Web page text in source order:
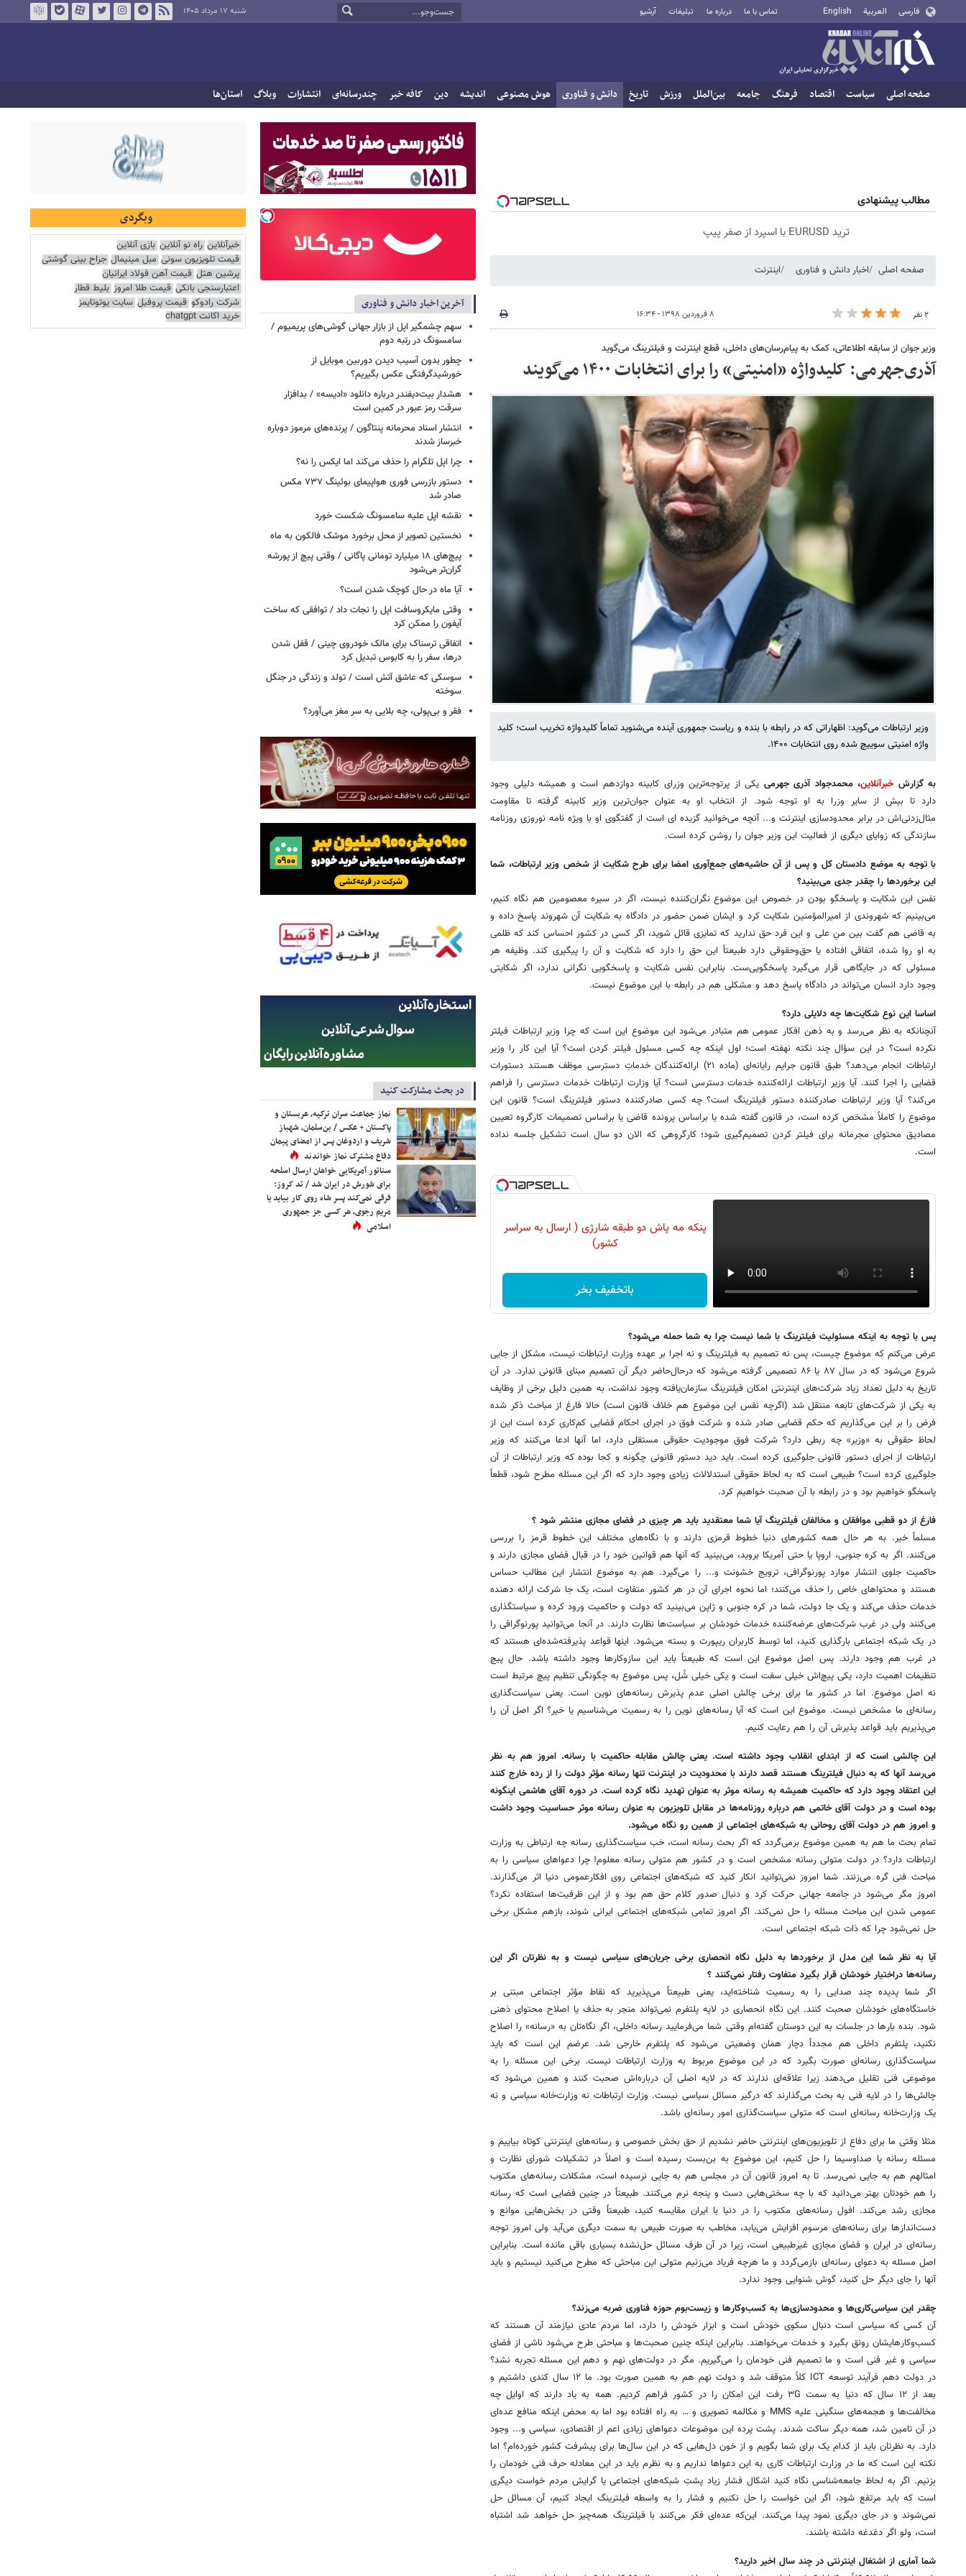
فارسی العربية English تماس با ما درباره ما تبلیغات آرشیو شنبه ۱۷ مرداد ۱۴۰۵
صفحه اصلی سیاست اقتصاد فرهنگ جامعه بین‌الملل ورزش تاریخ دانش و فناوری هوش مصنوعی اندیشه دین کافه خبر چندرسانه‌ای انتشارات وبلاگ استان‌ها
مطالب پیشنهادی
ترید EURUSD با اسپرد از صفر پیپ
صفحه اصلی اخبار دانش و فناوری اینترنت
۲ نفر ۸ فروردین ۱۳۹۸ - ۱۶:۳۴
وزیر جوان از سابقه اطلاعاتی، کمک به پیام‌رسان‌های داخلی، قطع اینترنت و فیلترینگ می‌گوید
آذری‌جهرمی: کلیدواژه «امنیتی» را برای انتخابات ۱۴۰۰ می‌گویند
وزیر ارتباطات می‌گوید: اظهاراتی که در رابطه با بنده و ریاست جمهوری آینده می‌شنوید تماماً کلیدواژه تخریب است؛ کلید
واژه امنیتی سوییچ شده روی انتخابات ۱۴۰۰.
به گزارشخبرآنلاین، محمدجواد آذری جهرمی یکی از پرتوجه‌ترین وزرای کابینه دوازدهم است و همیشه دلیلی وجود
دارد تا بیش از سایر وزرا به او توجه شود. از انتخاب او به عنوان جوان‌ترین وزیر کابینه گرفته تا مقاومت
مثال‌زدنی‌اش در برابر محدودسازی اینترنت و... آنچه می‌خوانید گزیده ای است از گفتگوی او با ویژه نامه نوروزی روزنامه
سازندگی که زوایای دیگری از فعالیت این وزیر جوان را روشن کرده است.
با توجه به موضع دادستان کل و پس از آن حاشیه‌های جمع‌آوری امضا برای طرح شکایت از شخص وزیر ارتباطات، شما
این برخوردها را چقدر جدی می‌بینید؟
نفس این شکایت و پاسخگو بودن در خصوص این موضوع نگران‌کننده نیست، اگر در سیره معصومین هم نگاه کنیم،
می‌بینیم که شهروندی از امیرالمؤمنین شکایت کرد و ایشان ضمن حضور در دادگاه به شکایت آن شهروند پاسخ داده و
به قاضی هم گفت بین منِ علی و این فرد حق ندارید که تمایزی قائل شوید، اگر کسی در کشور احساس کند که ظلمی
به او روا شده، اتفاقی افتاده یا حق‌وحقوقی دارد طبیعتاً این حق را دارد که شکایت و آن را پیگیری کند. وظیفه هر
مسئولی که در جایگاهی قرار می‌گیرد پاسخگویی‌ست. بنابراین نفس شکایت و پاسخگویی نگرانی ندارد، اگر شکایتی
وجود دارد انسان می‌تواند در دادگاه پاسخ دهد و مشکلی هم در رابطه با این موضوع نیست.
اساسا این نوع شکایت‌ها چه دلایلی دارد؟
آنچنانکه به نظر می‌رسد و به ذهن افکار عمومی هم متبادر می‌شود این موضوع این است که چرا وزیر ارتباطات فیلتر
نکرده است؟ در این سؤال چند نکته نهفته است؛ اول اینکه چه کسی مسئول فیلتر کردن است؟ آیا این کار را وزیر
ارتباطات انجام می‌دهد؟ طبق قانون جرایم رایانه‌ای (ماده ۲۱) ارائه‌کنندگان خدماتِ دسترسی موظف هستند دستورات
قضایی را اجرا کنند. آیا وزیر ارتباطات ارائه‌کننده خدمات دسترسی است؟ آیا وزارت ارتباطات خدمات دسترسی را فراهم
می‌کند؟ آیا وزیر ارتباطات صادرکننده دستور فیلترینگ است؟ چه کسی صادرکننده دستور فیلترینگ است؟ قانون این
موضوع را کاملاً مشخص کرده است، در قانون گفته شده یا براساس پرونده قاضی یا براساس تصمیمات کارگروه تعیین
مصادیق محتوای مجرمانه برای فیلتر کردن تصمیم‌گیری شود؛ کارگروهی که الان دو سال است تشکیل جلسه نداده
است.
پنکه مه پاش دو طبقه شارژی ( ارسال به سراسر
کشور)
باتخفیف بخر
پس با توجه به اینکه مسئولیت فیلترینگ با شما نیست چرا به شما حمله می‌شود؟
عرض می‌کنم که موضوع چیست، پس نه تصمیم به فیلترینگ و نه اجرا بر عهده وزارت ارتباطات نیست، مشکل از جایی
شروع می‌شود که در سال ۸۷ یا ۸۶ تصمیمی گرفته می‌شود که درحال‌حاضر دیگر آن تصمیم مبنای قانونی ندارد. در آن
تاریخ به دلیل تعداد زیاد شرکت‌های اینترنتی امکان فیلترینگ سازمان‌یافته وجود نداشت، به همین دلیل برخی از وظایف
به یکی از شرکت‌های تابعه منتقل شد (اگرچه نفس این موضوع هم خلاف قانون است) حالا فارغ از مباحث ذکر شده
فرض را بر این می‌گذاریم که حکم قضایی صادر شده و شرکت فوق در اجرای احکام قضایی کم‌کاری کرده است این از
لحاظ حقوقی به «وزیر» چه ربطی دارد؟ شرکت فوق موجودیت حقوقی مستقلی دارد، اما آنها ادعا می‌کنند که وزیر
ارتباطات از اجرای دستور قانونی جلوگیری کرده است. باید دید دستور قانونی چگونه و کجا بوده که وزیر ارتباطات از آن
جلوگیری کرده است؟ طبیعی است که به لحاظ حقوقی استدلالات زیادی وجود دارد که اگر این مسئله مطرح شود، قطعاً
پاسخگو خواهیم بود و در رابطه با آن صحبت خواهیم کرد.
فارغ از دو قطبی موافقان و مخالفان فیلترینگ آیا شما معتقدید باید هر چیزی در فضای مجازی منتشر شود ؟
مسلماً خیر. به هر حال همه کشورهای دنیا خطوط قرمزی دارند و با نگاه‌های مختلف این خطوط قرمز را بررسی
می‌کنند. اگر به کره جنوبی، اروپا یا حتی آمریکا بروید، می‌بینید که آنها هم قوانین خود را در قبال فضای مجازی دارند و
حاکمیت جلوی انتشار موارد پورنوگرافی، ترویج خشونت و... را می‌گیرد. هم به موضوع انتشار این مطالب حساس
هستند و محتواهای خاص را حذف می‌کنند؛ اما نحوه اجرای آن در هر کشور متفاوت است، یک جا شرکت ارائه دهنده
خدمات حذف می‌کند و یک جا دولت، شما در کره جنوبی و ژاپن می‌بینید که دولت و حاکمیت ورود کرده و سیاستگذاری
می‌کنند ولی در غرب شرکت‌های عرضه‌کننده خدمات خودشان بر سیاست‌ها نظارت دارند. در آنجا می‌توانید پورنوگرافی را
در یک شبکه اجتماعی بارگذاری کنید، اما توسط کاربران ریپورت و بسته می‌شود. اینها قواعد پذیرفته‌شده‌ای هستند که
در غرب هم وجود دارند. پس اصل موضوع این است که طبیعتاً باید این سازوکارها وجود داشته باشد. حال پیچ
تنظیمات اهمیت دارد، یکی پیچ‌اش خیلی سفت است و یکی خیلی شُل، پس موضوع به چگونگی تنظیم پیچ مرتبط است
نه اصل موضوع. اما در کشور ما برای برخی چالش اصلی عدم پذیرش رسانه‌های نوین است. یعنی سیاست‌گذاری
رسانه‌ای ما مشخص نیست. موضوع این است که آیا رسانه‌های نوین را به رسمیت می‌شناسیم یا خیر؟ اگر اصل آن را
می‌پذیریم باید قواعد پذیرش آن را هم رعایت کنیم.
این چالشی است که از ابتدای انقلاب وجود داشته است. یعنی چالش مقابله حاکمیت با رسانه. امروز هم به نظر
می‌رسد آنها که به دنبال فیلترینگ هستند قصد دارند با محدودیت در اینترنت تنها رسانه مؤثر دولت را از رده خارج کنند
این اعتقاد وجود دارد که حاکمیت همیشه به رسانه موثر به عنوان تهدید نگاه کرده است. در دوره آقای هاشمی اینگونه
بوده است و در دولت آقای خاتمی هم درباره روزنامه‌ها در مقابل تلویزیون به عنوان رسانه موثر حساسیت وجود داشت
و امروز هم در دولت آقای روحانی به شبکه‌های اجتماعی از همین رو نگاه می‌شود.
تمام بحث ما هم به همین موضوع برمی‌گردد که اگر بحث رسانه است، خب سیاست‌گذاری رسانه چه ارتباطی به وزارت
ارتباطات دارد؟ در دولت متولی رسانه مشخص است و در کشور هم متولی رسانه معلوم! چرا دعواهای سیاسی را به
مباحث فنی گره‌ می‌زنند. شما امروز نمی‌توانید انکار کنید که شبکه‌های اجتماعی روی افکارعمومی دنیا اثر می‌گذارند.
امروز مگر می‌شود در جامعه جهانی حرکت کرد و دنبال صدور کلام حق هم بود و از این ظرفیت‌ها استفاده نکرد؟
عمومی شدن این مباحث مسئله را حل نمی‌کند. اگر امروز تمامی شبکه‌های اجتماعی ایرانی شوند، بازهم مشکل برخی
حل نمی‌شود چرا که ذات شبکه اجتماعی است.
آیا به نظر شما این مدل از برخوردها به دلیل نگاه انحصاری برخی جریان‌های سیاسی نیست و به نظرتان اگر این
رسانه‌ها دراختیار خودشان قرار بگیرد متفاوت رفتار نمی‌کنند ؟
اگر شما پدیده چند صدایی را به رسمیت شناخته‌اید، یعنی طبیعتاً می‌پذیرید که نقاط مؤثر اجتماعی مبتنی بر
خاستگاه‌های خودشان صحبت کنند. این نگاه انحصاری در لایه پلتفرم نمی‌تواند منجر به حذف یا اصلاح محتوای ذهنی
شود. بنده بارها در جلسات به این دوستان گفته‌ام وقتی شما می‌فرمایید رسانه داخلی، اگر نگاه‌تان به «رسانه»‌ را اصلاح
نکنید، پلتفرم داخلی هم مجدداً دچار همان وضعیتی می‌شود که پلتفرم خارجی شد. عرضم این است که باید
سیاست‌گذاری رسانه‌ای صورت بگیرد که در این موضوع مربوط به وزارت ارتباطات نیست. برخی این مسئله را به
موضوعی فنی تقلیل می‌دهند زیرا علاقه‌ای ندارند که در لایه اصلی آن درباره‌اش صحبت کنند و همین می‌شود که
چالش‌ها را در لایه فنی به بحث می‌گذارند که درگیر مسائل سیاسی نیست. وزارت ارتباطات نه وزارت‌خانه سیاسی و نه
یک وزارت‌خانه رسانه‌ای است که متولی سیاست‌گذاری امور رسانه‌ای باشد.
مثلا وقتی ما برای دفاع از تلویزیون‌های اینترنتی حاضر نشدیم از حق بخش خصوصی و رسانه‌های اینترنتی کوتاه بیاییم و
مسئله رسانه یا صداوسیما را حل کنیم، این موضوع به بن‌بست رسیده است و اصلاً در تشکیلات شورای نظارت و
امثالهم هم به جایی نمی‌رسد. تا به امروز قانون آن در مجلس هم به جایی نرسیده است، مشکلات رسانه‌های مکتوب
را هم خودتان بهتر می‌دانید که با چه سختی‌هایی دست و پنجه نرم می‌کنند. طبیعتاً در چنین فضایی است که رسانه
مجازی رشد می‌کند. افول رسانه‌های مکتوب را در دنیا با ایران مقایسه کنید، طبیعتاً وقتی در بخش‌هایی موانع و
دست‌اندازها برای رسانه‌های مرسوم افزایش می‌یابد، مخاطب به صورت طبیعی به سمت دیگری می‌آید ولی امروز توجه
رسانه‌ای در ایران و فضای مجازی غیرطبیعی است، زیرا در آن طرف مسائل حل‌نشده بسیاری باقی مانده است. بنابراین
اصل مسئله به دعوای رسانه‌ای بازمی‌گردد و ما هرچه فریاد می‌زنیم متولی این مباحثی که مطرح می‌کنید نیستیم و باید
آنها را جای دیگر حل کنید، گوش شنوایی وجود ندارد.
چقدر این سیاسی‌کاری‌ها و محدودسازی‌ها به کسب‌وکارها و زیست‌بوم حوزه فناوری ضربه می‌زند؟
آن کسی که سیاسی است دنبال سکوی خودش است و ابزار خودش را دارد، اما مردم عادی نیازمند آن هستند که
کسب‌وکارهایشان رونق بگیرد و خدمات می‌خواهند. بنابراین اینکه چنین صحبت‌ها و مباحثی طرح می‌شود ناشی از فضای
سیاسی و غیر فنی است و ما تصمیم فنی خودمان را می‌گیریم. مگر در دولت‌های نهم و دهم این مسئله تجربه نشد؟
در دولت دهم فرآیند توسعه ICT کلاً متوقف شد و دولت نهم هم به همین صورت بود. ما ۱۲ سال کندی داشتیم و
بعد از ۱۲ سال که دنیا به سمت ۳G رفت این امکان را در کشور فراهم کردیم. همه به یاد دارند که اوایل چه
مخالفت‌ها و هجمه‌های سنگینی علیه MMS و مکالمه تصویری و … به راه افتاده بود اما به محض اینکه منافع عده‌ای
در آن تامین شد، همه دیگر ساکت شدند. پشت پرده این موضوعات دعواهای زیادی اعم از اقتصادی، سیاسی و... وجود
دارد. به نظرتان باید از کدام یک برای شما بگویم و از خون دل‌هایی که در این سال‌ها برای پیشرفت کشور خورده‌ام؟ اما
نکته‌ این است که ما در وزارت ارتباطات کاری به این دعواها نداریم و به نظرم باید در این معادله حرف فنی خودمان را
بزنیم. اگر به لحاظ جامعه‌شناسی نگاه کنید اشکال فشار زیاد پشتِ شبکه‌های اجتماعی یا گرایش مردم خواست دیگری
است که باید مرتفع شود، اگر این خواست را حل نکنیم و فشار را به واسطه فیلترینگ ایجاد کنیم، آن مسائل حل
نمی‌شوند و در جای دیگری نمود پیدا می‌کنند. این‌که عده‌ای فکر می‌کنند با فیلترینگ همه‌چیز حل خواهد شد اشتباه
است، ولو اگر دغدغه داشته باشند.
شما آماری از اشتغال اینترنتی در چند سال اخیر دارید؟
آخرین اخبار دانش و فناوری
سهم چشمگیر اپل از بازار جهانی گوشی‌های پریمیوم /
سامسونگ در رتبه دوم
چطور بدون آسیب دیدن دوربین موبایل از
خورشیدگرفتگی عکس بگیریم؟
هشدار بیت‌دیفندر درباره دانلود «ادیسه» / بدافزار
سرقت رمز عبور در کمین است
انتشار اسناد محرمانه پنتاگون / پرنده‌های مرموز دوباره
خبرساز شدند
چرا اپل تلگرام را حذف می‌کند اما ایکس را نه؟
دستور بازرسی فوری هواپیمای بوئینگ ۷۳۷ مکس
صادر شد
نقشه اپل علیه سامسونگ شکست خورد
نخستین تصویر از محل برخورد موشک فالکون به ماه
پیچ‌های ۱۸ میلیارد تومانی پاگانی / وقتی پیچ از پورشه
گران‌تر می‌شود
آیا ماه در حال کوچک شدن است؟
وقتی مایکروسافت اپل را نجات داد / توافقی که ساخت
آیفون را ممکن کرد
اتفاقی ترسناک برای مالک خودروی چینی / قفل شدن
درها، سفر را به کابوس تبدیل کرد
سوسکی که عاشق آتش است / تولد و زندگی در جنگل
سوخته
فقر و بی‌پولی، چه بلایی به سر مغز می‌آورد؟
در بحث مشارکت کنید
نماز جماعت سران ترکیه، عربستان و
پاکستان + عکس / بن‌سلمان، شهباز
شریف و اردوغان پس از امضای پیمان
دفاع مشترک نماز خواندند
سناتور آمریکایی خواهان ارسال اسلحه
برای شورش در ایران شد / تد کروز:
فرقی نمی‌کند پسر شاه روی کار بیاید یا
مریم رجوی، هر کسی جز جمهوری
اسلامی
وبگردی
خبرآنلاین راه نو آنلاین بازی آنلاین
قیمت تلویزیون سونی مبل مینیمال جراح بینی گوشتی
پرشین هتل قیمت آهن فولاد ایرانیان
اعتبارسنجی بانکی قیمت طلا امروز بلیط قطار
شرکت رادوکو قیمت پروفیل سایت یوتوتایمز
خرید اکانت chatgpt